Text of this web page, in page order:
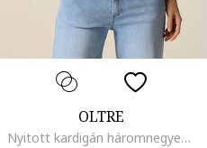
OLTRE
Nyitott kardigán háromnegyedes ujjakkal, Fekete